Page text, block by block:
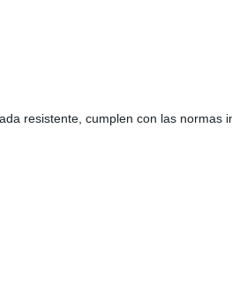
resistente, cumplen con las normas